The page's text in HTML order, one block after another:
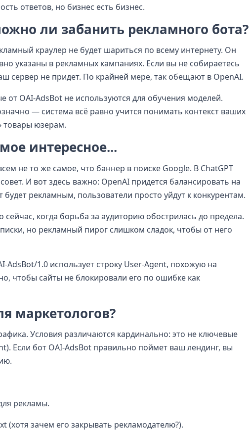
ответов, но бизнес есть бизнес.
ли забанить рекламного бота?
краулер не будет шариться по всему интернету. Он
указаны в рекламных кампаниях. Если вы не собираетесь
сервер не придет. По крайней мере, так обещают в OpenAI.
от OAI-AdsBot не используются для обучения моделей.
— система всё равно учится понимать контекст ваших
товары юзерам.
интересное...
не то же самое, что баннер в поиске Google. В ChatGPT
И вот здесь важно: OpenAI придется балансировать на
рекламным, пользователи просто уйдут к конкурентам.
когда борьба за аудиторию обострилась до предела.
но рекламный пирог слишком сладок, чтобы от него
1.0 использует строку User-Agent, похожую на
чтобы сайты не блокировали его по ошибке как
маркетологов?
Условия различаются кардинально: это не ключевые
Если бот OAI-AdsBot правильно поймет ваш лендинг, вы
рекламы.
(хотя зачем его закрывать рекламодателю?).